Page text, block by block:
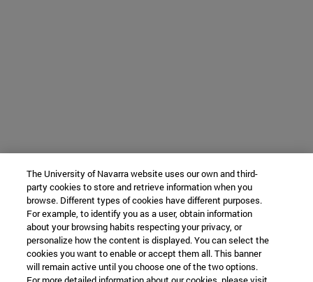
The University of Navarra website uses our own and third-
party cookies to store and retrieve information when you
browse. Different types of cookies have different purposes.
For example, to identify you as a user, obtain information
about your browsing habits respecting your privacy, or
personalize how the content is displayed. You can select the
cookies you want to enable or accept them all. This banner
will remain active until you choose one of the two options.